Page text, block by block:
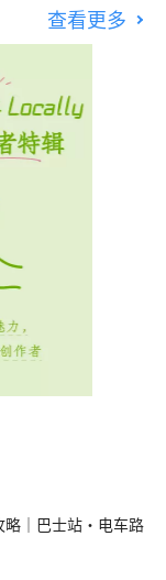
查看更多
｜巴士站・电车路